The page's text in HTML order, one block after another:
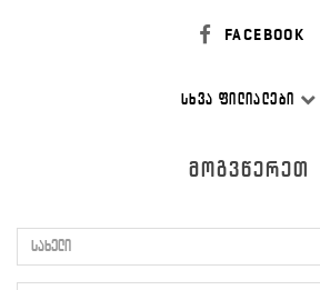
FACEBOOK
ᲡᲮᲕᲐ ᲤᲘᲚᲘᲐᲚᲔᲑᲘ
ᲛᲝᲒᲕᲬᲔᲠᲔᲗ